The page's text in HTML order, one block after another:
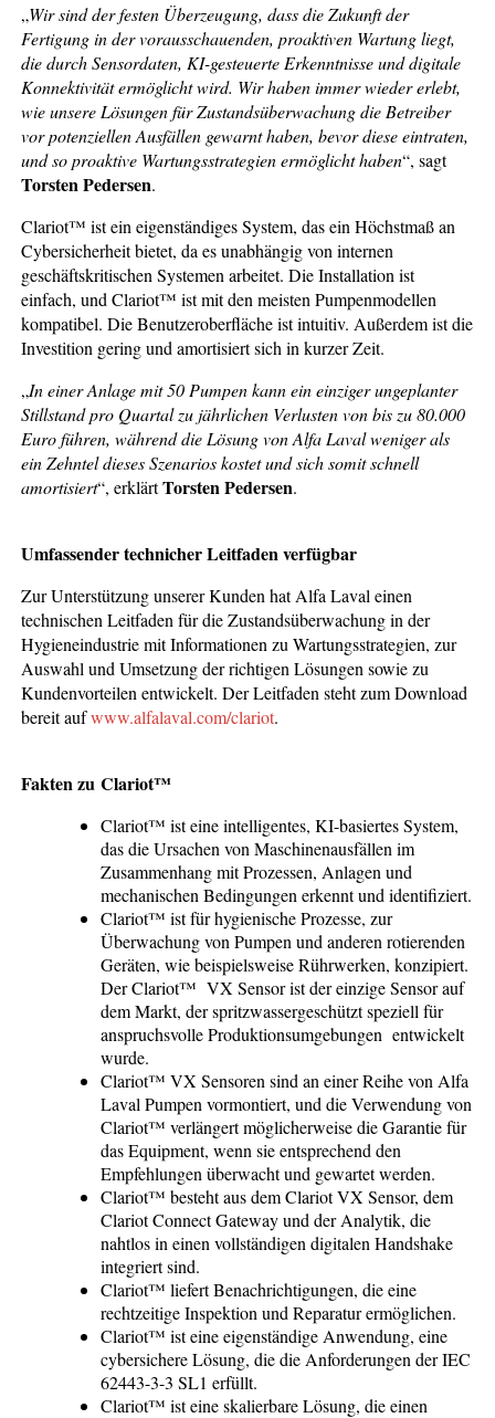
„Wir sind der festen Überzeugung, dass die Zukunft der
Fertigung in der vorausschauenden, proaktiven Wartung liegt,
die durch Sensordaten, KI-gesteuerte Erkenntnisse und digitale
Konnektivität ermöglicht wird. Wir haben immer wieder erlebt,
wie unsere Lösungen für Zustandsüberwachung die Betreiber
vor potenziellen Ausfällen gewarnt haben, bevor diese eintraten,
und so proaktive Wartungsstrategien ermöglicht haben“, sagt
Torsten Pedersen.
Clariot™ ist ein eigenständiges System, das ein Höchstmaß an
Cybersicherheit bietet, da es unabhängig von internen
geschäftskritischen Systemen arbeitet. Die Installation ist
einfach, und Clariot™ ist mit den meisten Pumpenmodellen
kompatibel. Die Benutzeroberfläche ist intuitiv. Außerdem ist die
Investition gering und amortisiert sich in kurzer Zeit.
„In einer Anlage mit 50 Pumpen kann ein einziger ungeplanter
Stillstand pro Quartal zu jährlichen Verlusten von bis zu 80.000
Euro führen, während die Lösung von Alfa Laval weniger als
ein Zehntel dieses Szenarios kostet und sich somit schnell
amortisiert“, erklärtTorsten Pedersen.
Umfassender technicher Leitfaden verfügbar
Zur Unterstützung unserer Kunden hat Alfa Laval einen
technischen Leitfaden für die Zustandsüberwachung in der
Hygieneindustrie mit Informationen zu Wartungsstrategien, zur
Auswahl und Umsetzung der richtigen Lösungen sowie zu
Kundenvorteilen entwickelt. Der Leitfaden steht zum Download
bereit aufwww.alfalaval.com/clariot.
Fakten zu Clariot™
Clariot™ ist eine intelligentes, KI-basiertes System,
das die Ursachen von Maschinenausfällen im
Zusammenhang mit Prozessen, Anlagen und
mechanischen Bedingungen erkennt und identifiziert.
Clariot™ ist für hygienische Prozesse, zur
Überwachung von Pumpen und anderen rotierenden
Geräten, wie beispielsweise Rührwerken, konzipiert.
Der Clariot™ VX Sensor ist der einzige Sensor auf
dem Markt, der spritzwassergeschützt speziell für
anspruchsvolle Produktionsumgebungen entwickelt
wurde.
Clariot™ VX Sensoren sind an einer Reihe von Alfa
Laval Pumpen vormontiert, und die Verwendung von
Clariot™ verlängert möglicherweise die Garantie für
das Equipment, wenn sie entsprechend den
Empfehlungen überwacht und gewartet werden.
Clariot™ besteht aus dem Clariot VX Sensor, dem
Clariot Connect Gateway und der Analytik, die
nahtlos in einen vollständigen digitalen Handshake
integriert sind.
Clariot™ liefert Benachrichtigungen, die eine
rechtzeitige Inspektion und Reparatur ermöglichen.
Clariot™ ist eine eigenständige Anwendung, eine
cybersichere Lösung, die die Anforderungen der IEC
62443-3-3 SL1 erfüllt.
Clariot™ ist eine skalierbare Lösung, die einen